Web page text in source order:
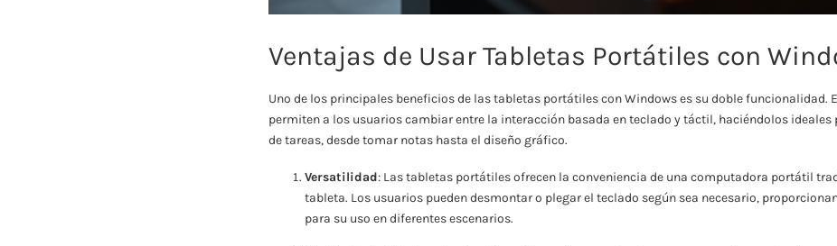
Ventajas de Usar Tabletas Portátiles con
Uno de los principales beneficios de las tabletas portátiles con Windows es su doble funcionalidad.
permiten a los usuarios cambiar entre la interacción basada en teclado y táctil, haciéndolos ideales
de tareas, desde tomar notas hasta el diseño gráfico.
Versatilidad: Las tabletas portátiles ofrecen la conveniencia de una computadora portátil
tableta. Los usuarios pueden desmontar o plegar el teclado según sea necesario,
para su uso en diferentes escenarios.